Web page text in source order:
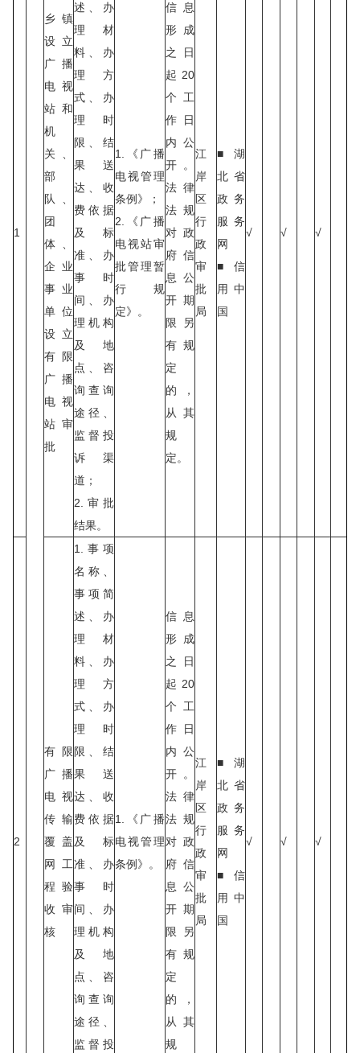
1
乡镇
设立
广播
电视
站和
机
关、
部
队、
团
体、
企业
事业
单位
设立
有限
广播
电视
站审
批
述、办
理材
料、办
理方
式、办
理时
限、结
果送
达、收
费依据
及标
准、办
事时
间、办
理机构
及地
点、咨
询查询
途径、
监督投
诉渠
道；
2.审批
结果。
1.《广播
电视管理
条例》；
2.《广播
电视站审
批管理暂
行规
定》。
信息
形成
之日
起20
个工
作日
内公
开。
法律
法规
对政
府信
息公
开期
限另
有规
定
的，
从其
规
定。
江
岸
区
行
政
审
批
局
■湖
北省
政务
服务
网
■信
用中
国
√ √ √
2
有限
广播
电视
传输
覆盖
网工
程验
收审
核
1.事项
名称、
事项简
述、办
理材
料、办
理方
式、办
理时
限、结
果送
达、收
费依据
及标
准、办
事时
间、办
理机构
及地
点、咨
询查询
途径、
监督投
1.《广播
电视管理
条例》。
信息
形成
之日
起20
个工
作日
内公
开。
法律
法规
对政
府信
息公
开期
限另
有规
定
的，
从其
规
江
岸
区
行
政
审
批
局
■湖
北省
政务
服务
网
■信
用中
国
√ √ √